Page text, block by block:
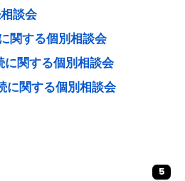
談会
関する個別相談会
関する個別相談会
に関する個別相談会
5